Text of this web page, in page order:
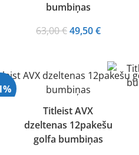
bumbiņas
63,00€Original
63,00 €.
49,50€Current
is:
49,50 €.
Titleist AVX
dzeltenas 12pakešu
golfa bumbiņas